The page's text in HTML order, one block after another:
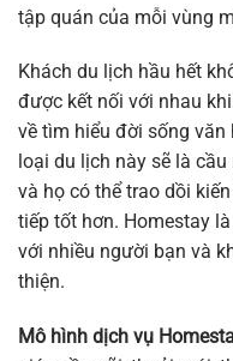
tập quán của mỗi vùng
Khách du lịch hầu hết
được kết nối với nhau
về tìm hiểu đời sống văn
loại du lịch này sẽ là
và họ có thể trao dồi
tiếp tốt hơn. Homestay
với nhiều người bạn và
thiện.
Mô hình dịch vụ